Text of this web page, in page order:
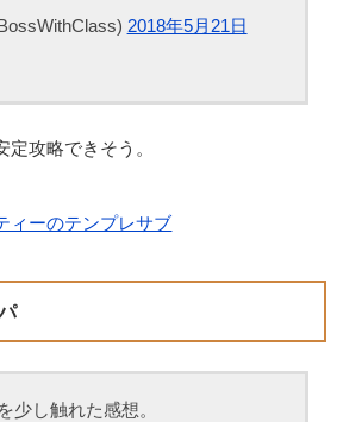
2018年5月21日
攻略できそう。
ィーのテンプレサブ
少し触れた感想。